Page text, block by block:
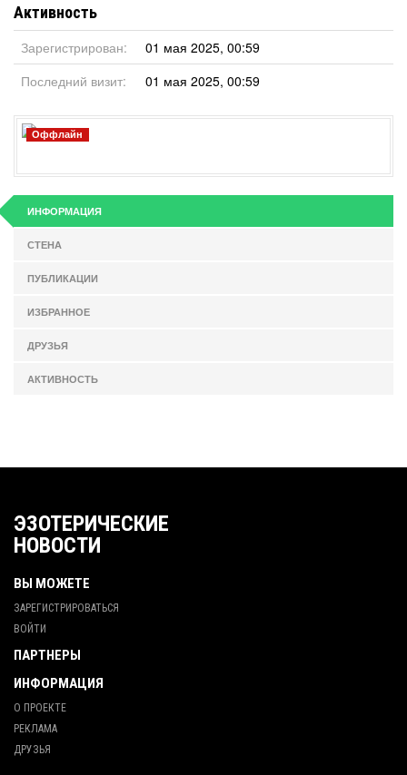
Активность
Зарегистрирован:
01 мая 2025, 00:59
Последний визит:
01 мая 2025, 00:59
Оффлайн
ИНФОРМАЦИЯ
СТЕНА
ПУБЛИКАЦИИ
ИЗБРАННОЕ
ДРУЗЬЯ
АКТИВНОСТЬ
ЭЗОТЕРИЧЕСКИЕ
НОВОСТИ
ВЫ МОЖЕТЕ
ЗАРЕГИСТРИРОВАТЬСЯ
ВОЙТИ
ПАРТНЕРЫ
ИНФОРМАЦИЯ
О ПРОЕКТЕ
РЕКЛАМА
ДРУЗЬЯ